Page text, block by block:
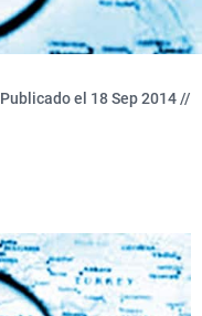
Publicado el 18 Sep 2014 //